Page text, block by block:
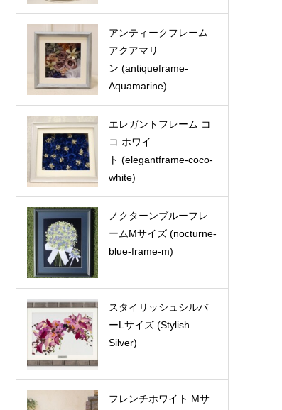
アンティークフレーム
アクアマリ
ン (antiqueframe-
Aquamarine)
エレガントフレーム コ
コ ホワイ
ト (elegantframe-coco-
white)
ノクターンブルーフレ
ームMサイズ (nocturne-
blue-frame-m)
スタイリッシュシルバ
ーLサイズ (Stylish
Silver)
フレンチホワイト Mサ